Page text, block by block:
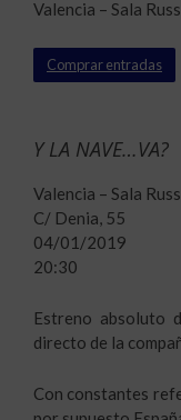
Y LA NAVE…VA?
Valencia – Sala
C/ Denia, 55
04/01/2019
20:30
Estreno absoluto
directo de la
Con constantes
Valencia – Sala
Comprar entradas